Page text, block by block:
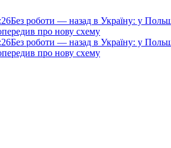
Без роботи — назад в Україну: у
про нову схему
Без роботи — назад в Україну: у
про нову схему